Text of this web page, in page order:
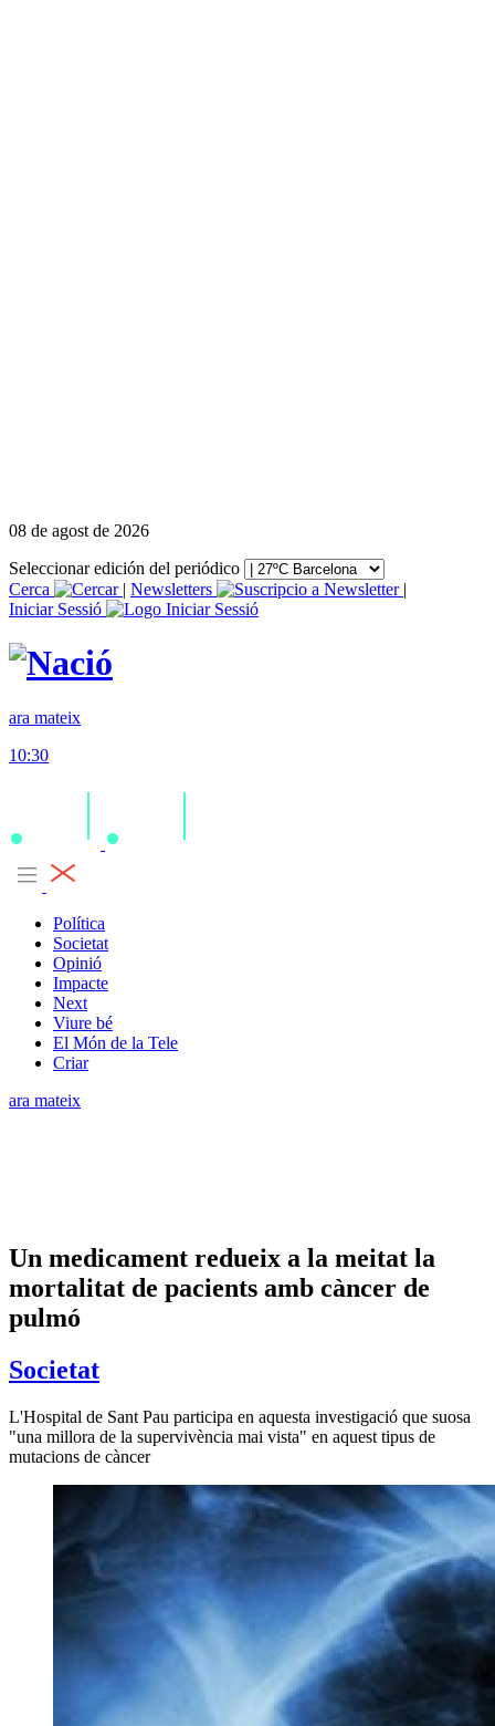
08 de agost de 2026
Seleccionar edición del periódico
Cerca
| Newsletters
|
Iniciar Sessió
ara mateix
10:30
Política
Societat
Opinió
Impacte
Next
Viure bé
El Món de la Tele
Criar
ara mateix
Un medicament redueix a la meitat la
mortalitat de pacients amb càncer de
pulmó
Societat
L'Hospital de Sant Pau participa en aquesta investigació que suosa
"una millora de la supervivència mai vista" en aquest tipus de
mutacions de càncer